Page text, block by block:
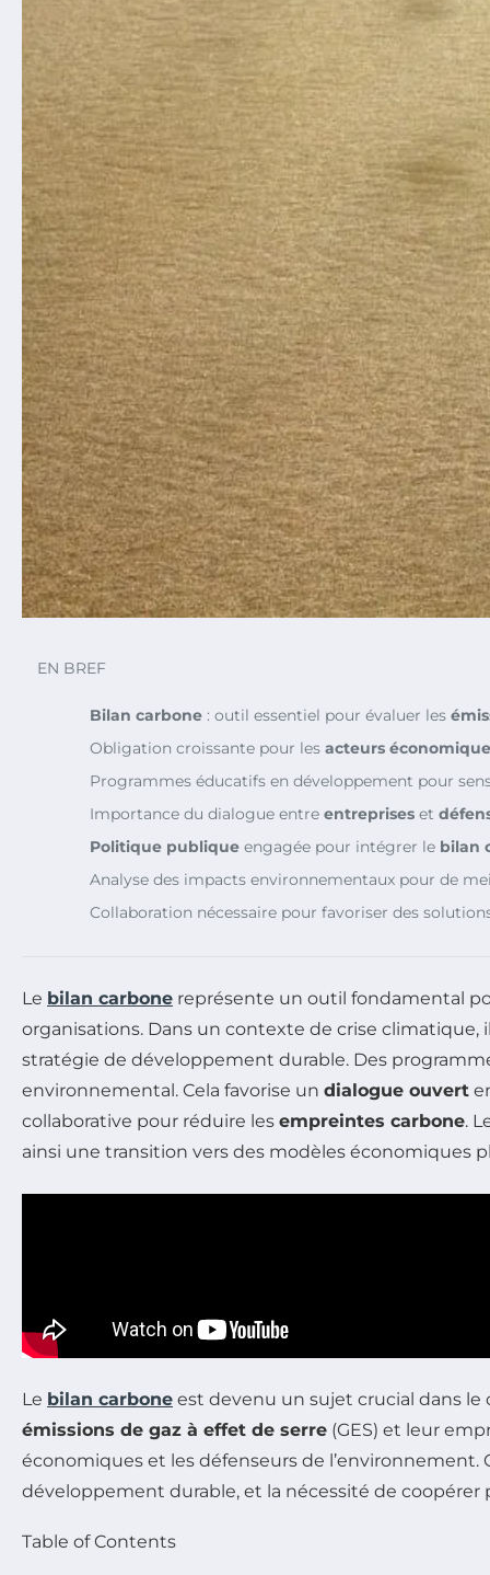
EN BREF
Bilan carbone : outil essentiel pour évaluer les
Obligation croissante pour les acteurs
Programmes éducatifs en développement pour
Importance du dialogue entre entreprises et
Politique publique engagée pour intégrer le bilan
Analyse des impacts environnementaux pour de
Collaboration nécessaire pour favoriser des
Le bilan carbone représente un outil fondamental
organisations. Dans un contexte de crise
stratégie de développement durable. Des
environnemental. Cela favorise un dialogue ouvert
collaborative pour réduire les empreintes carbone.
ainsi une transition vers des modèles économiques
Le bilan carbone est devenu un sujet crucial dans
émissions de gaz à effet de serre (GES) et leur
économiques et les défenseurs de
développement durable, et la nécessité de
Table of Contents